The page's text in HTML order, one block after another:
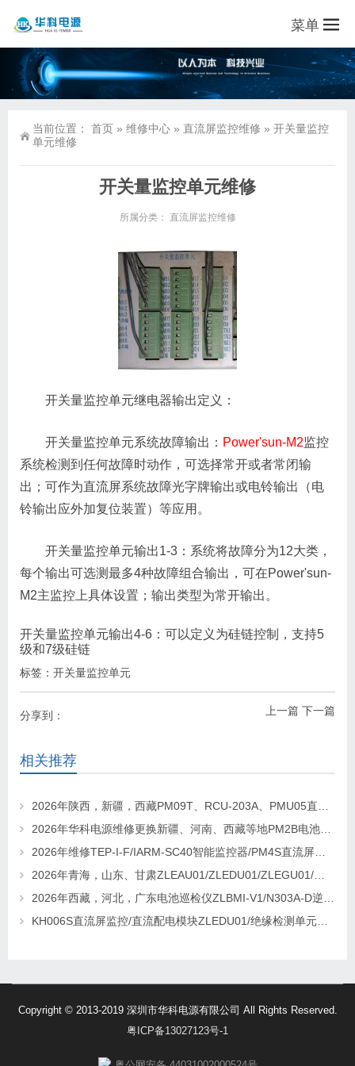
菜单
当前位置： 首页 » 维修中心 » 直流屏监控维修 » 开关量监控
单元维修
开关量监控单元维修
所属分类： 直流屏监控维修
开关量监控单元继电器输出定义：
开关量监控单元系统故障输出： Power'sun-M2监控
系统检测到任何故障时动作，可选择常开或者常闭输
出；可作为直流屏系统故障光字牌输出或电铃输出（电
铃输出应外加复位装置）等应用。
开关量监控单元输出1-3：系统将故障分为12大类，
每个输出可选测最多4种故障组合输出，可在Power'sun-
M2主监控上具体设置；输出类型为常开输出。
开关量监控单元输出4-6：可以定义为硅链控制，支持5
级和7级硅链
标签： 开关量监控单元
上一篇 下一篇
分享到：
相关推荐
2026年陕西，新疆，西藏PM09T、RCU-203A、PMU05直流屏监控维修及更换请联系华科电源
2026年华科电源维修更换新疆、河南、西藏等地PM2B电池巡检单元，PM2J绝缘检测单元、PSM-T07E 监控
2026年维修TEP-I-F/IARM-SC40智能监控器/PM4S直流屏监控找华科电源
2026年青海，山东、甘肃ZLEAU01/ZLEDU01/ZLEGU01/电池巡检仪ZLBM-12更换及维修
2026年西藏，河北，广东电池巡检仪ZLBMI-V1/N303A-D逆变器/ATC48M30Ⅲ电源模块维修更换
KH006S直流屏监控/直流配电模块ZLEDU01/绝缘检测单元DJY60更换及维修
Copyright © 2013-2019 深圳市华科电源有限公司 All Rights Reserved.
粤ICP备13027123号-1